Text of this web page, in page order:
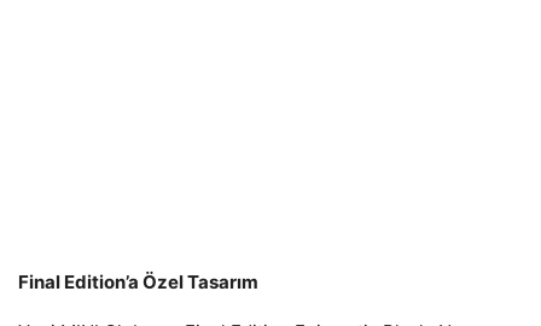
Final Edition’a Özel Tasarım